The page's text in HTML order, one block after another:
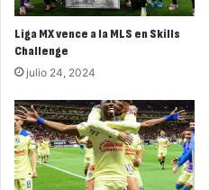
Liga MX vence a la MLS en Skills
Challenge
julio 24, 2024